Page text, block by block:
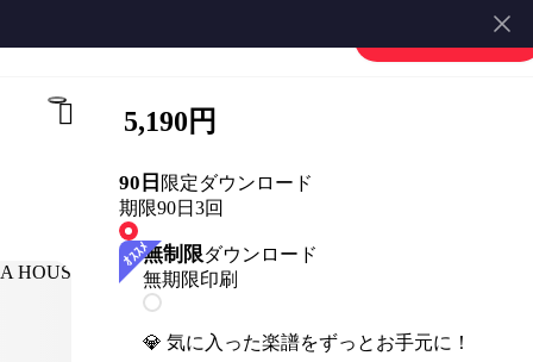
会員登録・ログイン
5,190円
90日 限定ダウンロード
期限90日 3回
無制限ダウンロード
無期限印刷
💎 気に入った楽譜をずっとお手元に！